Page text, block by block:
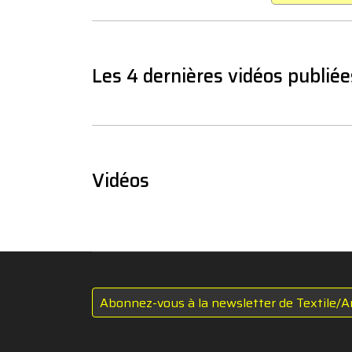
Les 4 dernières vidéos
Vidéos
Abonnez-vous à la newsletter de Textile/